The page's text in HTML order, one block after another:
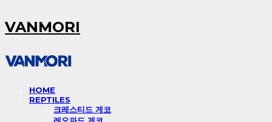
VANMORI
HOME
REPTILES
크레스티드 게코
레오파드 게코